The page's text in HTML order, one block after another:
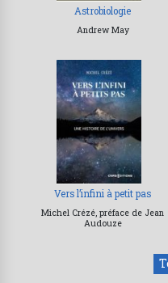
Astrobiologie
Andrew May
Vers l’infini à petit pas
Michel Crézé, préface de Jean
Audouze